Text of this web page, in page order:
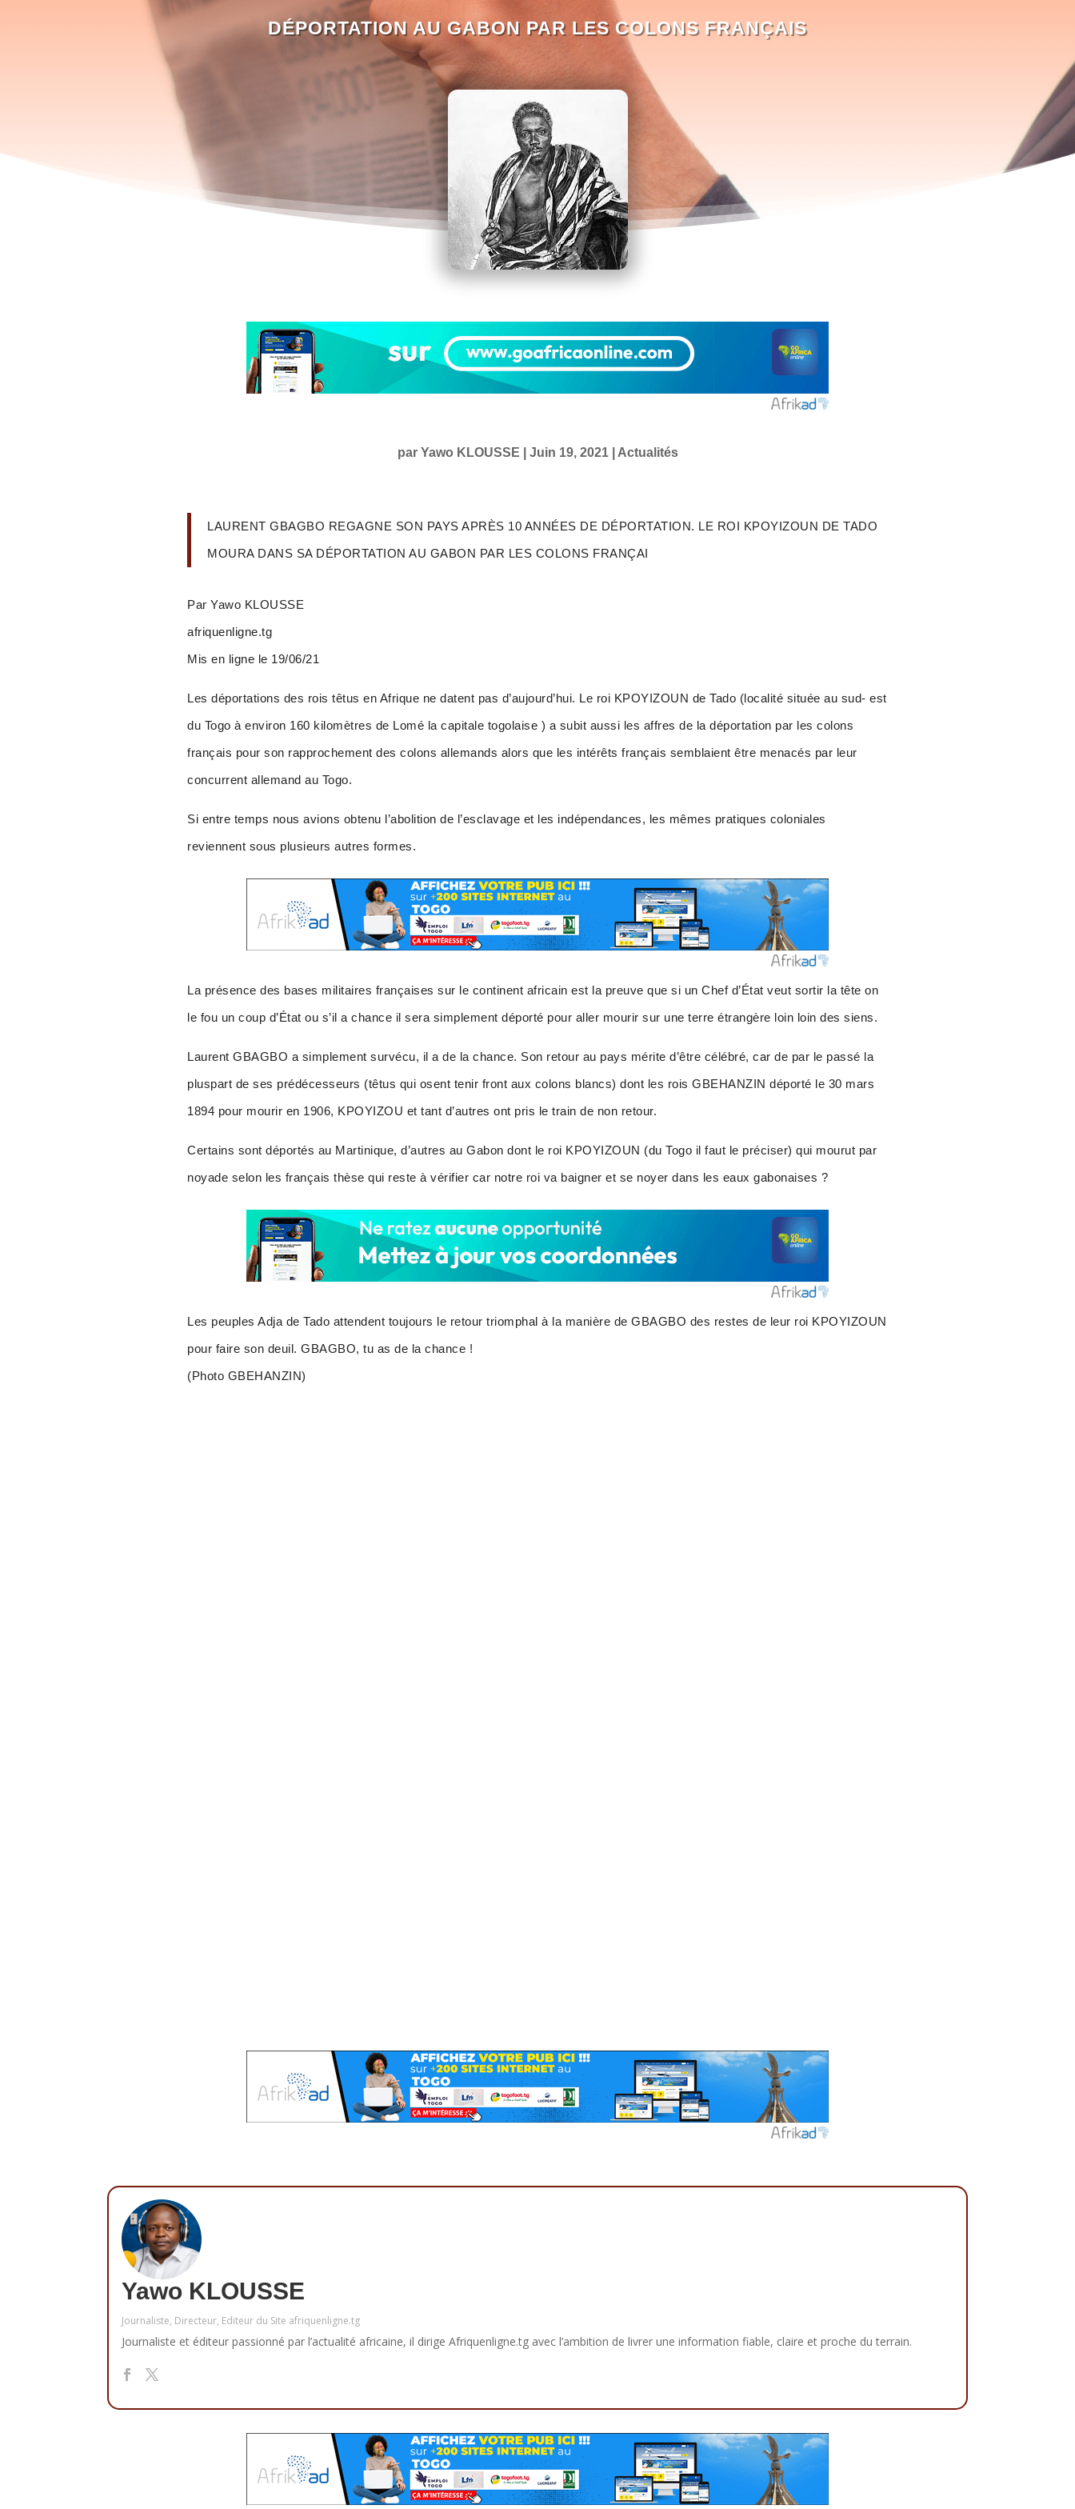
DÉPORTATION AU GABON PAR LES COLONS FRANÇAIS
par Yawo KLOUSSE Juin 19, 2021| Actualités
LAURENT GBAGBO REGAGNE SON PAYS APRÈS 10 ANNÉES DE DÉPORTATION. LE ROI KPOYIZOUN DE TADO
MOURA DANS SA DÉPORTATION AU GABON PAR LES COLONS FRANÇAI
Par Yawo KLOUSSE
afriquenligne.tg
Mis en ligne le 19/06/21
Les déportations des rois têtus en Afrique ne datent pas d’aujourd’hui. Le roi KPOYIZOUN de Tado (localité située au sud- est
du Togo à environ 160 kilomètres de Lomé la capitale togolaise ) a subit aussi les affres de la déportation par les colons
français pour son rapprochement des colons allemands alors que les intérêts français semblaient être menacés par leur
concurrent allemand au Togo.
Si entre temps nous avions obtenu l’abolition de l’esclavage et les indépendances, les mêmes pratiques coloniales
reviennent sous plusieurs autres formes.
La présence des bases militaires françaises sur le continent africain est la preuve que si un Chef d’État veut sortir la tête on
le fou un coup d’État ou s’il a chance il sera simplement déporté pour aller mourir sur une terre étrangère loin loin des siens.
Laurent GBAGBO a simplement survécu, il a de la chance. Son retour au pays mérite d’être célébré, car de par le passé la
pluspart de ses prédécesseurs (têtus qui osent tenir front aux colons blancs) dont les rois GBEHANZIN déporté le 30 mars
1894 pour mourir en 1906, KPOYIZOU et tant d’autres ont pris le train de non retour.
Certains sont déportés au Martinique, d’autres au Gabon dont le roi KPOYIZOUN (du Togo il faut le préciser) qui mourut par
noyade selon les français thèse qui reste à vérifier car notre roi va baigner et se noyer dans les eaux gabonaises ?
Les peuples Adja de Tado attendent toujours le retour triomphal à la manière de GBAGBO des restes de leur roi KPOYIZOUN
pour faire son deuil. GBAGBO, tu as de la chance !
(Photo GBEHANZIN)
Yawo KLOUSSE
Journaliste, Directeur, Editeur du Site afriquenligne.tg
Journaliste et éditeur passionné par l’actualité africaine, il dirige Afriquenligne.tg avec l’ambition de livrer une information fiable, claire et proche du terrain.